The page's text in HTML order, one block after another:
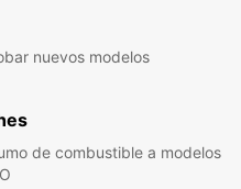
nuevos modelos
de combustible a modelos